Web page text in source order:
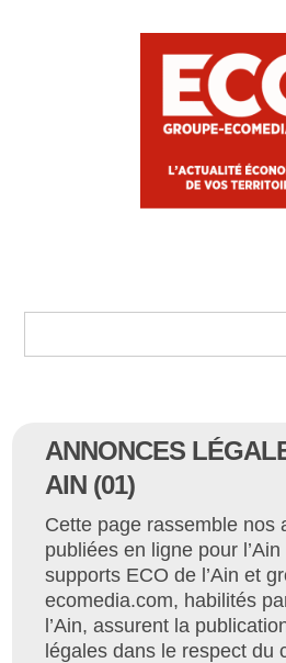
ANNONCES
AIN (01)
Cette page rassemble nos
publiées en ligne pour
supports ECO de l’Ain et
ecomedia.com, habilités
l’Ain, assurent la
légales dans le respect du